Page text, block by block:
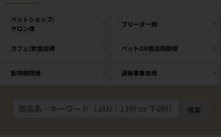
ペットショップ/
サロン様
ブリーダー様
カフェ/飲食店様 ペットOK宿泊施設様
動物病院様 通販事業者様
検索